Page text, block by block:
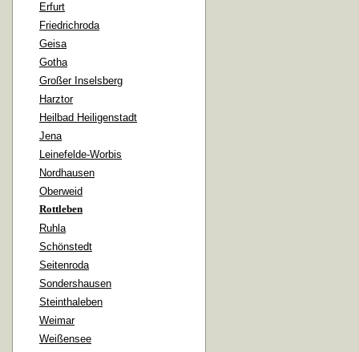
Erfurt
Friedrichroda
Geisa
Gotha
Großer Inselsberg
Harztor
Heilbad Heiligenstadt
Jena
Leinefelde-Worbis
Nordhausen
Oberweid
Rottleben
Ruhla
Schönstedt
Seitenroda
Sondershausen
Steinthaleben
Weimar
Weißensee